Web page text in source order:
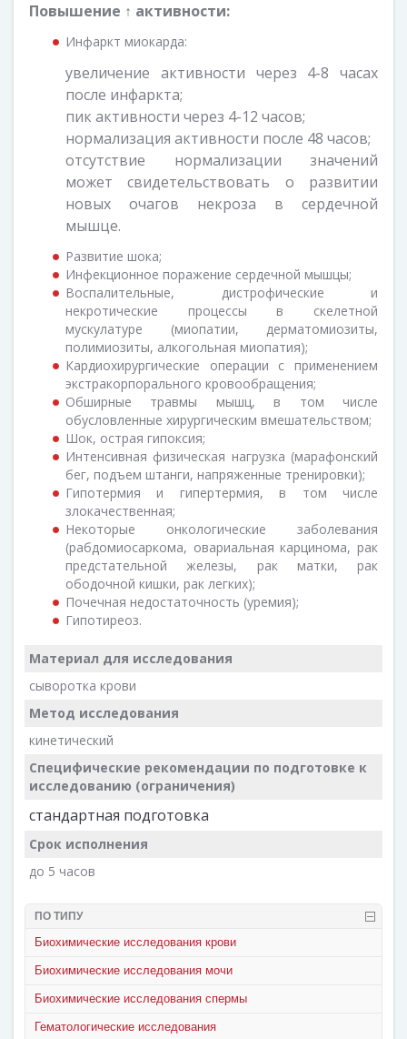
Повышение ↑ активности:
Инфаркт миокарда:
увеличение активности через 4-8 часах
после инфаркта;
пик активности через 4-12 часов;
нормализация активности после 48 часов;
отсутствие нормализации значений
может свидетельствовать о развитии
новых очагов некроза в сердечной
мышце.
Развитие шока;
Инфекционное поражение сердечной мышцы;
Воспалительные, дистрофические и
некротические процессы в скелетной
мускулатуре (миопатии, дерматомиозиты,
полимиозиты, алкогольная миопатия);
Кардиохирургические операции с применением
экстракорпорального кровообращения;
Обширные травмы мышц, в том числе
обусловленные хирургическим вмешательством;
Шок, острая гипоксия;
Интенсивная физическая нагрузка (марафонский
бег, подъем штанги, напряженные тренировки);
Гипотермия и гипертермия, в том числе
злокачественная;
Некоторые онкологические заболевания
(рабдомиосаркома, овариальная карцинома, рак
предстательной железы, рак матки, рак
ободочной кишки, рак легких);
Почечная недостаточность (уремия);
Гипотиреоз.
Материал для исследования
сыворотка крови
Метод исследования
кинетический
Специфические рекомендации по подготовке к
исследованию (ограничения)
стандартная подготовка
Срок исполнения
до 5 часов
ПО ТИПУ
Биохимические исследования крови
Биохимические исследования мочи
Биохимические исследования спермы
Гематологические исследования